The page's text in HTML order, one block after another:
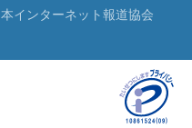
本インターネット報道協会